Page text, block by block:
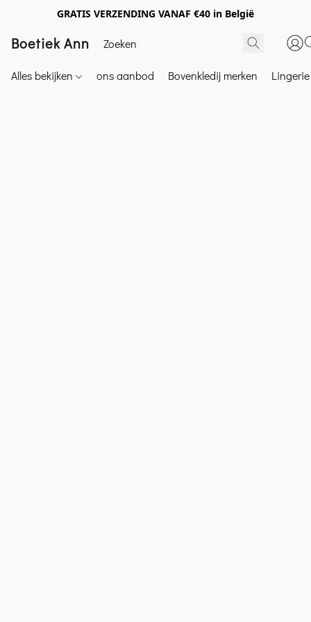
GRATIS VERZENDING VANAF €40 in België
Boetiek Ann
Alles bekijken ons aanbod Bovenkledij merken